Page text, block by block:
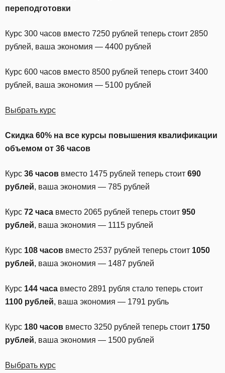
переподготовки
Курс 300 часов вместо 7250 рублей теперь стоит 2850
рублей, ваша экономия — 4400 рублей
Курс 600 часов вместо 8500 рублей теперь стоит 3400
рублей, ваша экономия — 5100 рублей
Выбрать курс
Скидка 60% на все курсы повышения квалификации
объемом от 36 часов
Курс 36 часов вместо 1475 рублей теперь стоит 690
рублей, ваша экономия — 785 рублей
Курс 72 часа вместо 2065 рублей теперь стоит 950
рублей, ваша экономия — 1115 рублей
Курс 108 часов вместо 2537 рублей теперь стоит 1050
рублей, ваша экономия — 1487 рублей
Курс 144 часа вместо 2891 рубля стало теперь стоит
1100 рублей, ваша экономия — 1791 рубль
Курс 180 часов вместо 3250 рублей теперь стоит 1750
рублей, ваша экономия — 1500 рублей
Выбрать курс